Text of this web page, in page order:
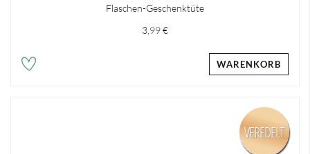
Flaschen-Geschenktüte
3,99 €
WARENKORB
VEREDELT